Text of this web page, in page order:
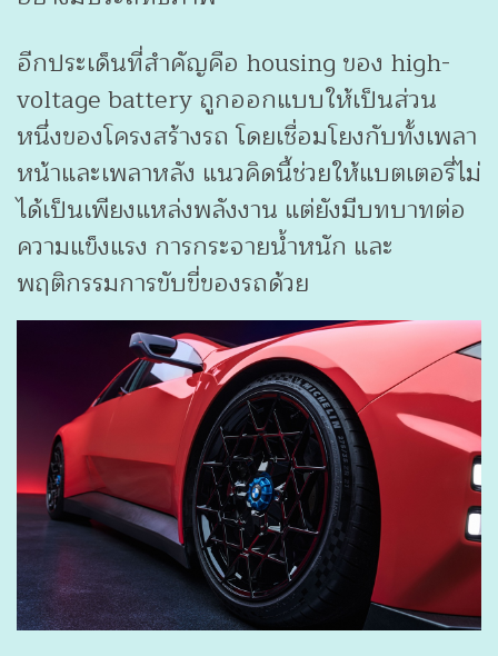
อีกประเด็นที่สำคัญคือ housing ของ high-
voltage battery ถูกออกแบบให้เป็นส่วน
หนึ่งของโครงสร้างรถ โดยเชื่อมโยงกับทั้งเพลา
หน้าและเพลาหลัง แนวคิดนี้ช่วยให้แบตเตอรี่ไม่
ได้เป็นเพียงแหล่งพลังงาน แต่ยังมีบทบาทต่อ
ความแข็งแรง การกระจายน้ำหนัก และ
พฤติกรรมการขับขี่ของรถด้วย